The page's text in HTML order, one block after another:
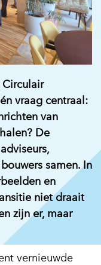
Circulair
vraag centraal:
van
De
samen. In
en
niet draait
zijn er, maar
vernieuwde